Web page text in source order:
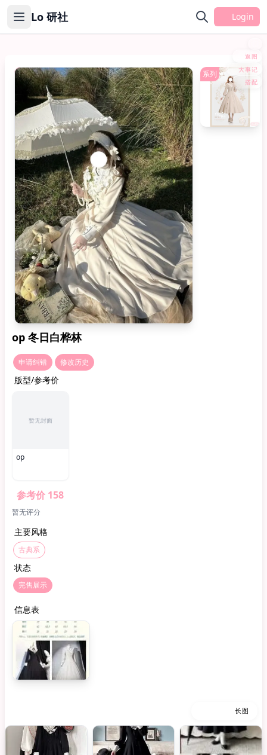
Lo 研社 Login
返图
大事记
搭配
OP 系列
op 冬日白桦林
申请纠错 修改历史
版型/参考价
暂无封面
op
参考价 158
暂无评分
主要风格
古典系
状态
完售展示
信息表
长图